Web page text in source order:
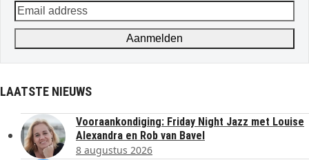
Email
address
Aanmelden
LAATSTE NIEUWS
Vooraankondiging: Friday Night Jazz met Louise
Alexandra en Rob van Bavel
8 augustus 2026